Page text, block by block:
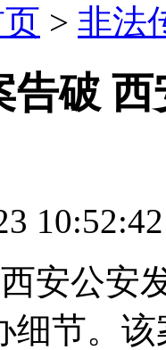
> 非法
告破
公安发
细节。